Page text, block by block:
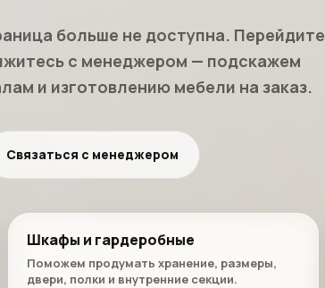
больше не доступна. Перейдите
с менеджером — подскажем
и изготовлению мебели на заказ.
Связаться с менеджером
Шкафы и гардеробные
Поможем продумать хранение, размеры,
двери, полки и внутренние секции.